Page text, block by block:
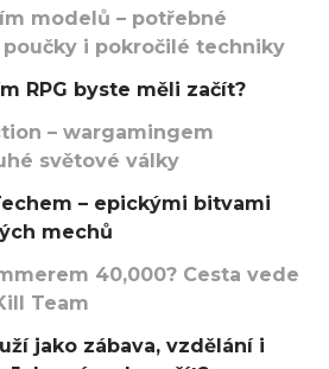
modelů – potřebné
i pokročilé techniky
RPG byste měli začít?
– wargamingem
světové války
– epickými bitvami
mechů
40,000? Cesta vede
Team
jako zábava, vzdělání i